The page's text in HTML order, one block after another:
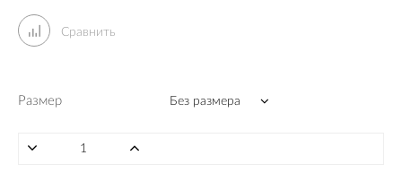
Сравнить
Размер